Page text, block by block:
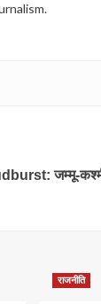
जम्मू-
राजनीति